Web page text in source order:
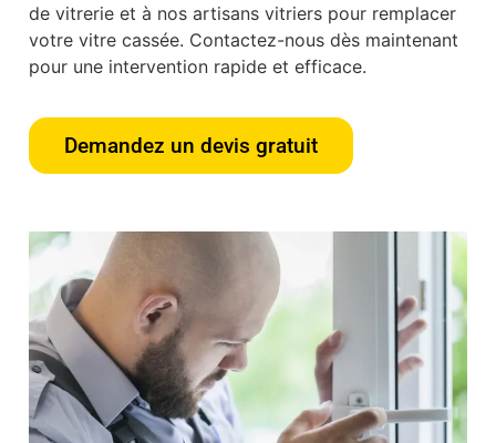
de vitrerie et à nos artisans vitriers pour remplacer
votre vitre cassée. Contactez-nous dès maintenant
pour une intervention rapide et efficace.
Demandez un devis gratuit